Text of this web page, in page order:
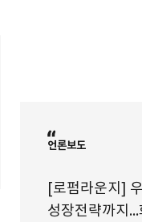
언론보도
[로펌라운지]
성장전략까지